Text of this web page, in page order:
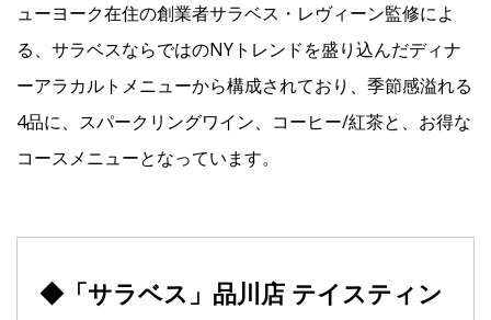
JP EN
ューヨーク在住の創業者サラベス・レヴィーン監修によ
る、サラベスならではのNYトレンドを盛り込んだディナ
ーアラカルトメニューから構成されており、季節感溢れる
4品に、スパークリングワイン、コーヒー/紅茶と、お得な
コースメニューとなっています。
◆「サラベス」品川店 テイスティン